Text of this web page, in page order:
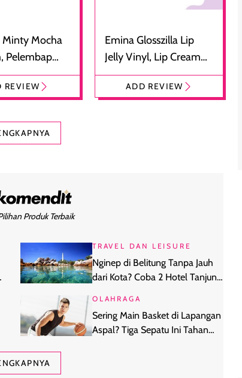
Minty Mocha
Pelembap
Aroma
REVIEW
Emina Glosszilla Lip
Jelly Vinyl, Lip Cream
Glossy Ringan dengan
Efek Bibir Plumpy
ADD REVIEW
Produk Terbaik
TRAVEL DAN LEISURE
Nginep di Belitung Tanpa Jauh
dari Kota? Coba 2 Hotel Tanjung
OLAHRAGA
Sering Main Basket di Lapangan
Aspal? Tiga Sepatu Ini Tahan